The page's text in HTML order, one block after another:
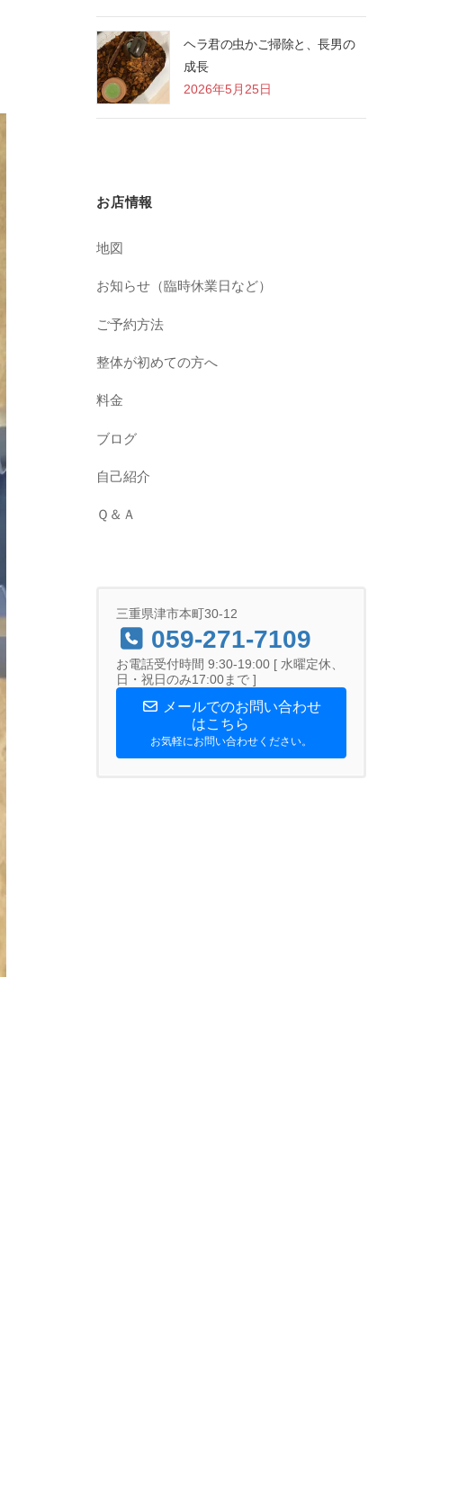
ヘラ君の虫かご掃除と、長男の
成長
2026年5月25日
お店情報
地図
お知らせ（臨時休業日など）
ご予約方法
整体が初めての方へ
料金
ブログ
自己紹介
Ｑ＆Ａ
三重県津市本町30-12
059-271-7109
お電話受付時間 9:30-19:00 [ 水曜定休、
日・祝日のみ17:00まで ]
メールでのお問い合わせ
はこちら
お気軽にお問い合わせください。